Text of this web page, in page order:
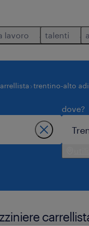
lavoro talenti
trentino-alto
dove?